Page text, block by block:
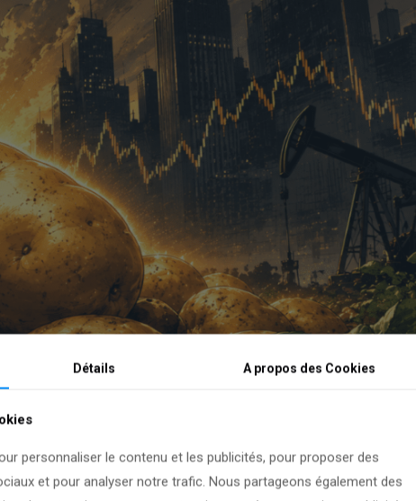
Détails A propos des Cookies
personnaliser le contenu et les publicités, pour proposer des
et pour analyser notre trafic. Nous partageons également des